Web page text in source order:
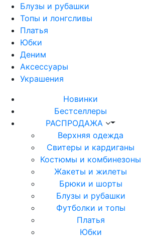
Блузы и рубашки
Топы и лонгсливы
Платья
Юбки
Деним
Аксессуары
Украшения
Новинки
Бестселлеры
РАСПРОДАЖА
Верхняя одежда
Свитеры и кардиганы
Костюмы и комбинезоны
Жакеты и жилеты
Брюки и шорты
Блузы и рубашки
Футболки и топы
Платья
Юбки